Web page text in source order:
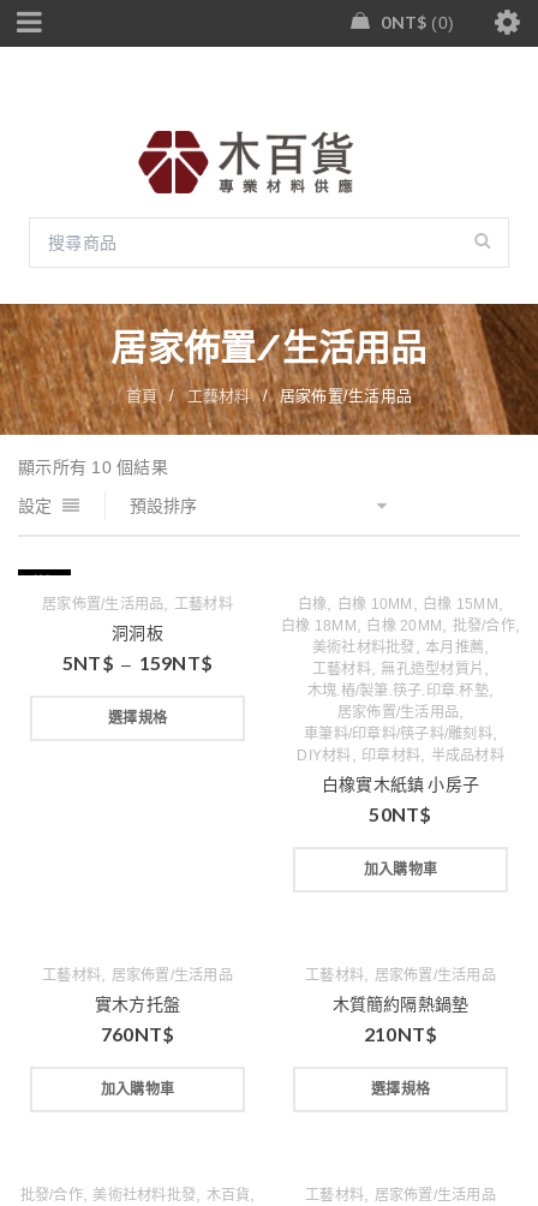
0NT$ 0
居家佈置/生活用品
首頁 / 工藝材料 / 居家佈置/生活用品
顯示所有 10 個結果
設定
預設排序
居家佈置/生活用品 工藝材料
洞洞板
5NT$ – 159NT$
選擇規格
白橡 白橡 10MM 白橡 15MM
白橡 18MM 白橡 20MM 批發/合作,
美術社材料批發 本月推薦
工藝材料, 無孔造型材質片
木塊.樁/製筆.筷子.印章.杯墊,
居家佈置/生活用品
車筆料/印章料/筷子料/雕刻料,
DIY材料 印章材料 半成品材料
白橡實木紙鎮 小房子
50NT$
加入購物車
工藝材料 居家佈置/生活用品
實木方托盤
760NT$
加入購物車
工藝材料 居家佈置/生活用品
木質簡約隔熱鍋墊
210NT$
選擇規格
批發/合作, 美術社材料批發 木百貨 工藝材料 居家佈置/生活用品